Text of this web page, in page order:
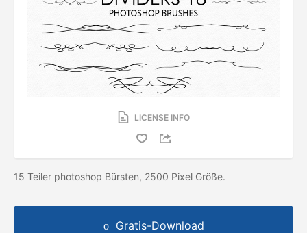
LICENSE INFO
15 Teiler photoshop Bürsten, 2500 Pixel Größe.
Gratis-Download